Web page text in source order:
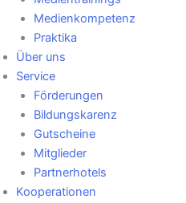
Medienkompetenz
Praktika
Über uns
Service
Förderungen
Bildungskarenz
Gutscheine
Mitglieder
Partnerhotels
Kooperationen